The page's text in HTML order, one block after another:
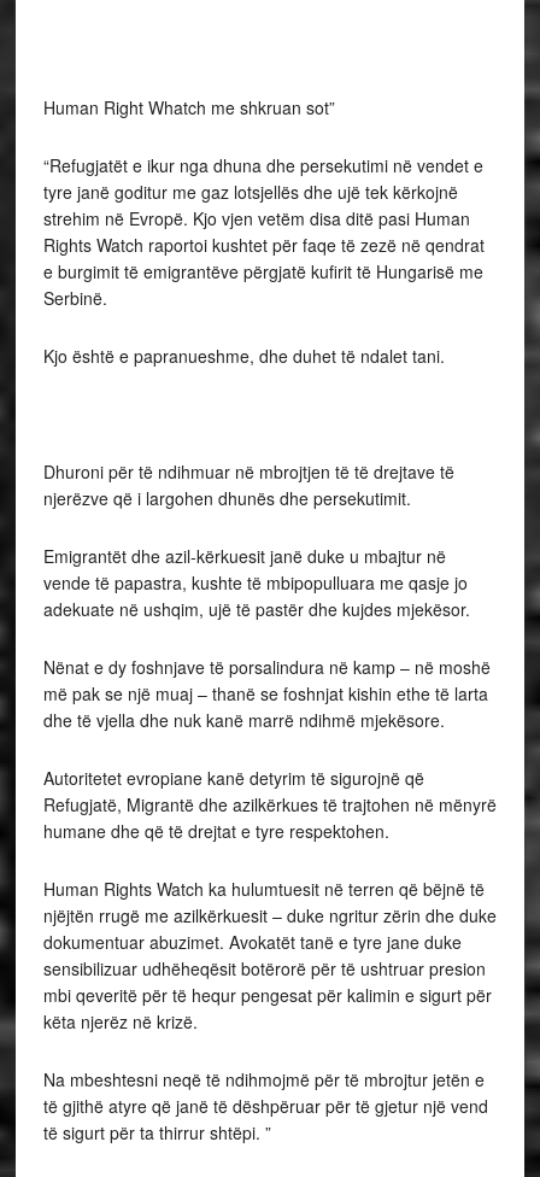
Human Right Whatch me shkruan sot”
“Refugjatët e ikur nga dhuna dhe persekutimi në vendet e
tyre janë goditur me gaz lotsjellës dhe ujë tek kërkojnë
strehim në Evropë. Kjo vjen vetëm disa ditë pasi Human
Rights Watch raportoi kushtet për faqe të zezë në qendrat
e burgimit të emigrantëve përgjatë kufirit të Hungarisë me
Serbinë.
Kjo është e papranueshme, dhe duhet të ndalet tani.
Dhuroni për të ndihmuar në mbrojtjen të të drejtave të
njerëzve që i largohen dhunës dhe persekutimit.
Emigrantët dhe azil-kërkuesit janë duke u mbajtur në
vende të papastra, kushte të mbipopulluara me qasje jo
adekuate në ushqim, ujë të pastër dhe kujdes mjekësor.
Nënat e dy foshnjave të porsalindura në kamp – në moshë
më pak se një muaj – thanë se foshnjat kishin ethe të larta
dhe të vjella dhe nuk kanë marrë ndihmë mjekësore.
Autoritetet evropiane kanë detyrim të sigurojnë që
Refugjatë, Migrantë dhe azilkërkues të trajtohen në mënyrë
humane dhe që të drejtat e tyre respektohen.
Human Rights Watch ka hulumtuesit në terren që bëjnë të
njëjtën rrugë me azilkërkuesit – duke ngritur zërin dhe duke
dokumentuar abuzimet. Avokatët tanë e tyre jane duke
sensibilizuar udhëheqësit botërorë për të ushtruar presion
mbi qeveritë për të hequr pengesat për kalimin e sigurt për
këta njerëz në krizë.
Na mbeshtesni neqë të ndihmojmë për të mbrojtur jetën e
të gjithë atyre që janë të dëshpëruar për të gjetur një vend
të sigurt për ta thirrur shtëpi. ”